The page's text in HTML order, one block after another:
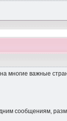
многие важные
сообщениям,